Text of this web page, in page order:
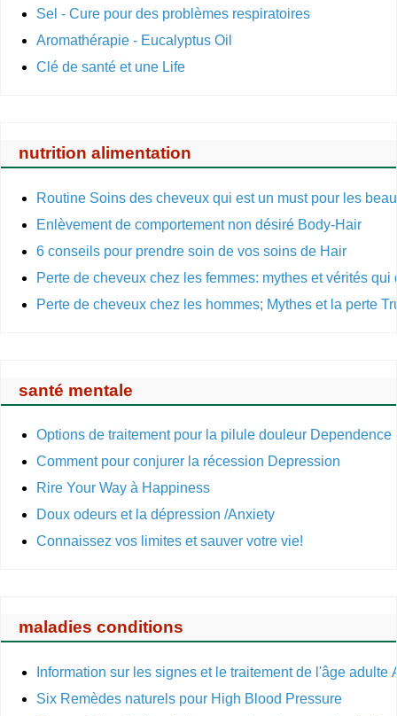
Sel - Cure pour des problèmes respiratoires
Aromathérapie - Eucalyptus Oil
Clé de santé et une Life
nutrition alimentation
Routine Soins des cheveux qui est un must pour les
Enlèvement de comportement non désiré Body-Hair
6 conseils pour prendre soin de vos soins de Hair
Perte de cheveux chez les femmes: mythes et vérités
Perte de cheveux chez les hommes; Mythes et la perte
santé mentale
Options de traitement pour la pilule douleur Dependence
Comment pour conjurer la récession Depression
Rire Your Way à Happiness
Doux odeurs et la dépression /Anxiety
Connaissez vos limites et sauver votre vie!
maladies conditions
Information sur les signes et le traitement de l'âge
Six Remèdes naturels pour High Blood Pressure